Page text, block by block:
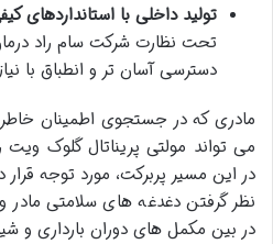
تولید داخلی با استانداردهای
تحت نظارت شرکت سام راد
دسترسی آسان تر و انطباق با
مادری که در جستجوی اطمینان
می تواند مولتی پریناتال گلوک
در این مسیر پربرکت، مورد توجه
نظر گرفتن دغدغه های سلامتی مادر
در بین مکمل های دوران بارداری و